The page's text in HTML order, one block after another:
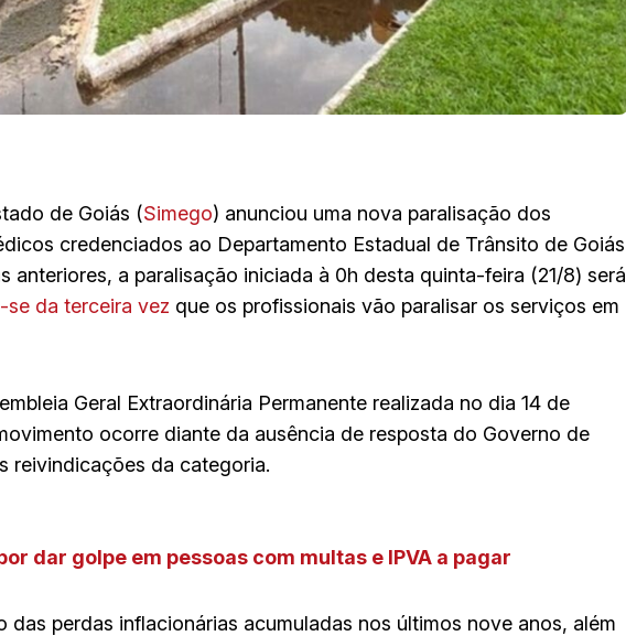
de Goiás (Simego) anunciou uma nova paralisação dos
credenciados ao Departamento Estadual de Trânsito de Goiás
anteriores, a paralisação iniciada à 0h desta quinta-feira (21/8) será
se da terceira vez que os profissionais vão paralisar os serviços em
Geral Extraordinária Permanente realizada no dia 14 de
ocorre diante da ausência de resposta do Governo de
reivindicações da categoria.
dar golpe em pessoas com multas e IPVA a pagar
das perdas inflacionárias acumuladas nos últimos nove anos, além